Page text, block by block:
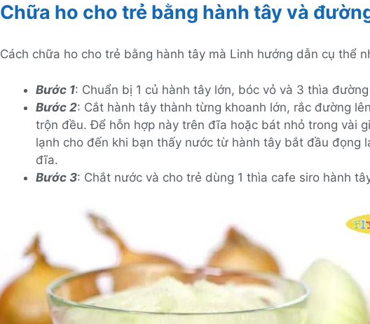
Chữa ho cho trẻ bằng hành tây và
Cách chữa ho cho trẻ bằng hành tây mà Linh hướng dẫn cụ thể
Bước 1: Chuẩn bị 1 củ hành tây lớn, bóc vỏ và 3 thìa
Bước 2: Cắt hành tây thành từng khoanh lớn, rắc đường
trộn đều. Để hỗn hợp này trên đĩa hoặc bát nhỏ trong vài
lạnh cho đến khi bạn thấy nước từ hành tây bắt đầu đọng
đĩa.
Bước 3: Chắt nước và cho trẻ dùng 1 thìa cafe siro hành